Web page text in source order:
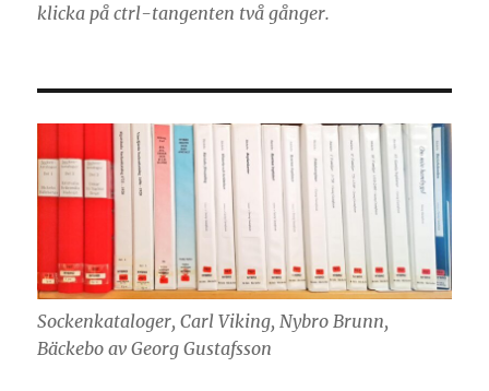
klicka på ctrl-tangenten två gånger.
Sockenkataloger, Carl Viking, Nybro Brunn,
Bäckebo av Georg Gustafsson